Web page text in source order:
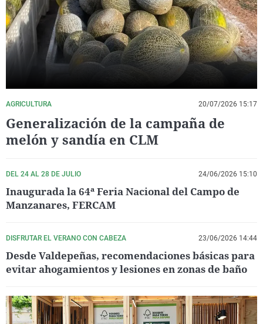
La rosa de los vientos
Gente viajera
Como el perro y el
Caso
Retornados
Equipo de
Operación Viuda
Extremadura
Galicia
La Rioja
Navarra
País Vasco
Virales
Televisión
Elecciones
AGRICULTURA 20/07/2026 15:17
Generalización de la campaña de
melón y sandía en CLM
DEL 24 AL 28 DE JULIO 24/06/2026 15:10
Inaugurada la 64ª Feria Nacional del Campo de
Manzanares, FERCAM
DISFRUTAR EL VERANO CON CABEZA 23/06/2026 14:44
Desde Valdepeñas, recomendaciones básicas para
evitar ahogamientos y lesiones en zonas de baño